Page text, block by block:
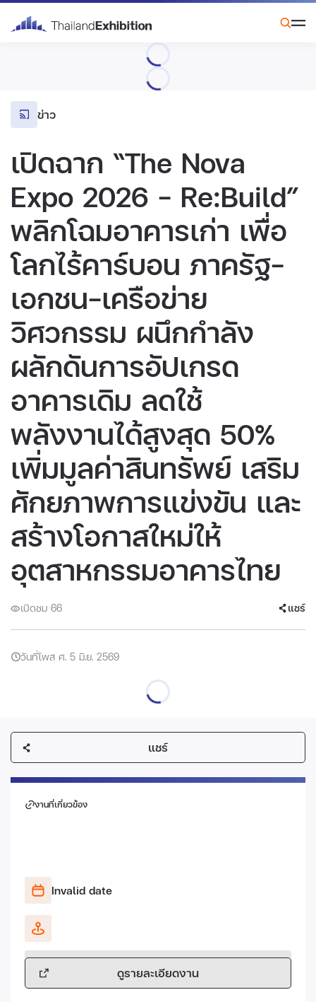
ข่าว
เปิดฉาก “The Nova
Expo 2026 – Re:Build”
พลิกโฉมอาคารเก่า เพื่อ
โลกไร้คาร์บอน ภาครัฐ–
เอกชน–เครือข่าย
วิศวกรรม ผนึกกำลัง
ผลักดันการอัปเกรด
อาคารเดิม ลดใช้
พลังงานได้สูงสุด 50%
เพิ่มมูลค่าสินทรัพย์ เสริม
ศักยภาพการแข่งขัน และ
สร้างโอกาสใหม่ให้
อุตสาหกรรมอาคารไทย
เปิดชม 66 แชร์
วันที่โพส ศ. 5 มิ.ย. 2569
แชร์
งานที่เกี่ยวข้อง
Invalid date
ดูรายละเอียดงาน